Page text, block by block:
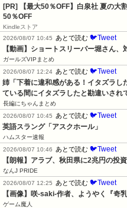
[PR]
【最大50％OFF】白泉社 夏の
50％OFF
Kindleストア
2026/08/07 10:45
あとで読む 🐦Tweet
【動画】ショートスリーパー堀さん
ガールズVIPまとめ
2026/08/07 12:24 あとで読む 🐦Tweet
姉「下着に違和感がある！イタズラ
ている間にイタズラしたと勘違いされ
長編にちゃんまとめ
2026/08/07 10:45
あとで読む 🐦Tweet
英語スラング「アスクホール」
ハムスター速報
2026/08/07 10:46
あとで読む 🐦Tweet
【朗報】アラブ、秋田県に2兆円の投
なんJ PRIDE
2026/08/07 12:25
あとで読む 🐦Tweet
【画像】咲-saki-作者、ようやく『奇
ゲーム魔人